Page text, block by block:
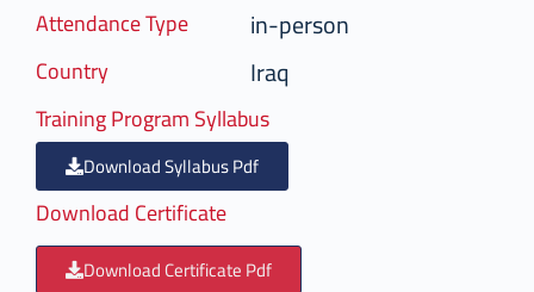
Attendance Type in-person
Country Iraq
Training Program Syllabus
Download Syllabus Pdf
Download Certificate
Download Certificate Pdf